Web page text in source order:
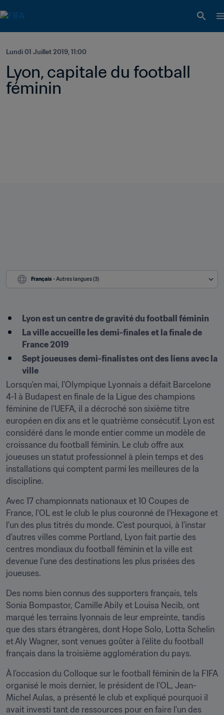
Lundi 01 Juillet 2019, 11:00
Lyon, capitale du football
féminin
Français - Autres langues (3)
Lyon est un centre de gravité du football féminin
La ville accueille les demi-finales et la finale de
France 2019
Sept joueuses demi-finalistes ont des liens avec la
ville
Lorsqu'en mai, l'Olympique Lyonnais a défait Barcelone
4-1 à Budapest en finale de la Ligue des champions
féminine de l'UEFA, il a décroché son sixième titre
européen en dix ans et le quatrième consécutif. Lyon est
considéré dans le monde entier comme un modèle de
croissance du football féminin. Le club offre aux
joueuses un statut professionnel à plein temps et des
installations qui comptent parmi les meilleures de la
discipline.
Avec 17 championnats nationaux et 10 Coupes de
France, l'OL est le club le plus couronné de l'Hexagone et
l'un des plus titrés du monde. C'est pourquoi, à l'instar
d'autres villes comme Portland, Lyon fait partie des
centres mondiaux du football féminin et la ville est
devenue l'une des destinations les plus prisées des
joueuses.
Des noms bien connus des supporters français, tels
Sonia Bompastor, Camille Abily et Louisa Necib, ont
marqué les terrains lyonnais de leur empreinte, tandis
que des stars étrangères, dont Hope Solo, Lotta Schelin
et Aly Wagner, sont venues goûter à l'élite du football
français dans la troisième agglomération du pays.
À l'occasion du Colloque sur le football féminin de la FIFA
organisé le mois dernier, le président de l'OL, Jean-
Michel Aulas, a présenté le club et expliqué pourquoi il
avait investi tant de ressources pour en faire l'un des